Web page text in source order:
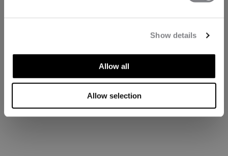
Show details
Allow all
Allow selection